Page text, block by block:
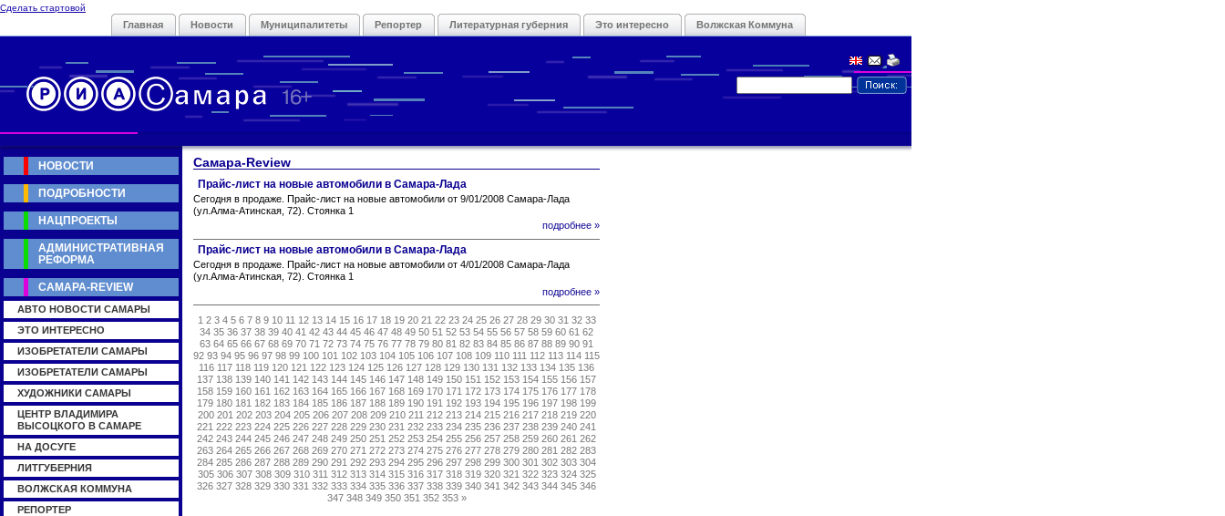
Сделать стартовой
Главная Новости Муниципалитеты Репортер Литературная губерния Это интересно Волжская Коммуна
Самара-Review
Прайс-лист на новые автомобили в Самара-Лада
Сегодня в продаже. Прайс-лист на новые автомобили от 9/01/2008 Самара-Лада
(ул.Алма-Атинская, 72). Стоянка 1
подробнее »
Прайс-лист на новые автомобили в Самара-Лада
Сегодня в продаже. Прайс-лист на новые автомобили от 4/01/2008 Самара-Лада
(ул.Алма-Атинская, 72). Стоянка 1
подробнее »
1 2 3 4 5 6 7 8 9 10 11 12 13 14 15 16 17 18 19 20 21 22 23 24 25 26 27 28 29 30 31 32 33
34 35 36 37 38 39 40 41 42 43 44 45 46 47 48 49 50 51 52 53 54 55 56 57 58 59 60 61 62
63 64 65 66 67 68 69 70 71 72 73 74 75 76 77 78 79 80 81 82 83 84 85 86 87 88 89 90 91
92 93 94 95 96 97 98 99 100 101 102 103 104 105 106 107 108 109 110 111 112 113 114 115
116 117 118 119 120 121 122 123 124 125 126 127 128 129 130 131 132 133 134 135 136
137 138 139 140 141 142 143 144 145 146 147 148 149 150 151 152 153 154 155 156 157
158 159 160 161 162 163 164 165 166 167 168 169 170 171 172 173 174 175 176 177 178
179 180 181 182 183 184 185 186 187 188 189 190 191 192 193 194 195 196 197 198 199
200 201 202 203 204 205 206 207 208 209 210 211 212 213 214 215 216 217 218 219 220
221 222 223 224 225 226 227 228 229 230 231 232 233 234 235 236 237 238 239 240 241
242 243 244 245 246 247 248 249 250 251 252 253 254 255 256 257 258 259 260 261 262
263 264 265 266 267 268 269 270 271 272 273 274 275 276 277 278 279 280 281 282 283
284 285 286 287 288 289 290 291 292 293 294 295 296 297 298 299 300 301 302 303 304
305 306 307 308 309 310 311 312 313 314 315 316 317 318 319 320 321 322 323 324 325
326 327 328 329 330 331 332 333 334 335 336 337 338 339 340 341 342 343 344 345 346
347 348 349 350 351 352 353 »
НОВОСТИ
ПОДРОБНОСТИ
НАЦПРОЕКТЫ
АДМИНИСТРАТИВНАЯ
РЕФОРМА
САМАРА-REVIEW
АВТО НОВОСТИ САМАРЫ
ЭТО ИНТЕРЕСНО
ИЗОБРЕТАТЕЛИ САМАРЫ
ИЗОБРЕТАТЕЛИ САМАРЫ
ХУДОЖНИКИ САМАРЫ
ЦЕНТР ВЛАДИМИРА
ВЫСОЦКОГО В САМАРЕ
НА ДОСУГЕ
ЛИТГУБЕРНИЯ
ВОЛЖСКАЯ КОММУНА
РЕПОРТЕР